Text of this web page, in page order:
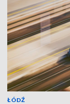
ŁÓDŹ